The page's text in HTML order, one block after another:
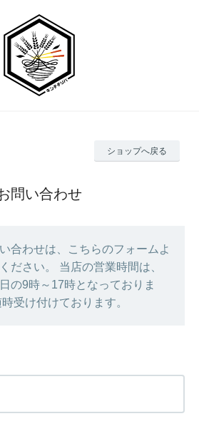
通販
ト
ショップへ戻る
問い合わせ
合わせは、こちらのフォームよ
ださい。 当店の営業時間は、
の9時～17時となっておりま
受け付けております。